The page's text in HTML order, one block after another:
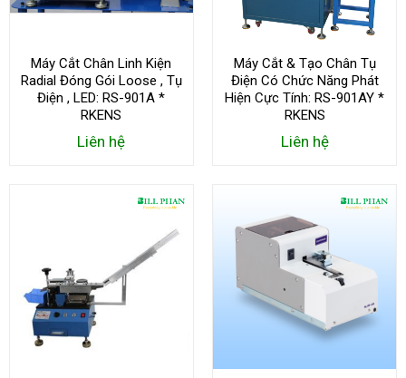
Máy Cắt Chân Linh Kiện
Radial Đóng Gói Loose , Tụ
Điện , LED: RS-901A *
RKENS
Liên hệ
Máy Cắt & Tạo Chân Tụ
Điện Có Chức Năng Phát
Hiện Cực Tính: RS-901AY *
RKENS
Liên hệ